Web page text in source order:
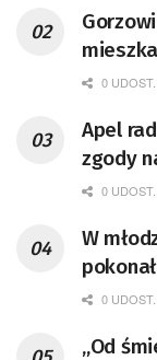
0 UDOST.
Apel
zgody
0 UDOST.
W
0 UDOST.
„Od